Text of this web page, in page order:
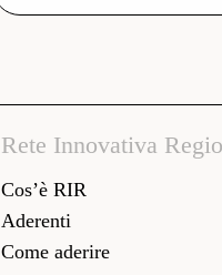
Rete Innovativa
Cos’è RIR
Aderenti
Come aderire